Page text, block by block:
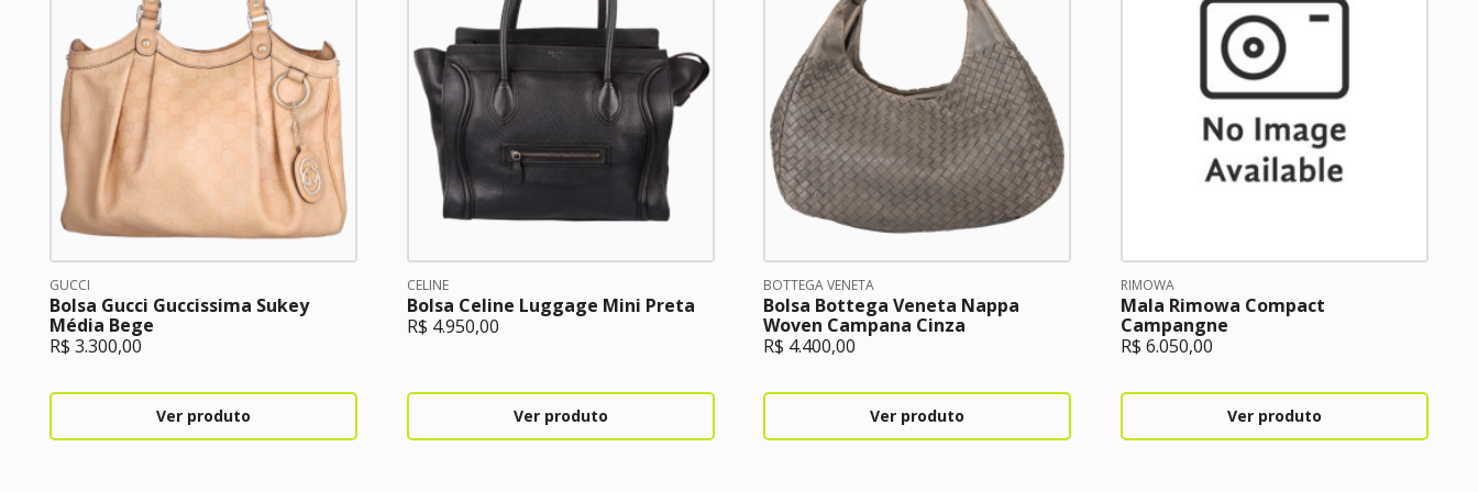
GUCCI
Bolsa Gucci Guccissima Sukey
Média Bege
R$ 3.300,00
Ver produto
CELINE
Bolsa Celine Luggage Mini Preta
R$ 4.950,00
Ver produto
BOTTEGA VENETA
Bolsa Bottega Veneta Nappa
Woven Campana Cinza
R$ 4.400,00
Ver produto
RIMOWA
Mala Rimowa Compact
Campangne
R$ 6.050,00
Ver produto